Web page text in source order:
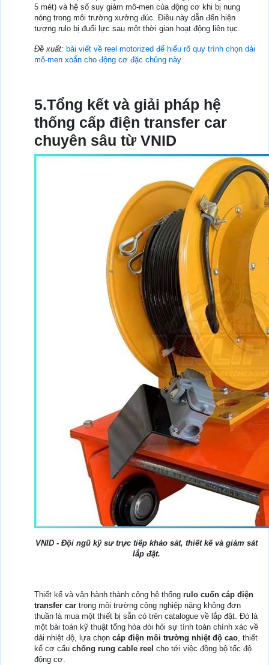
5 mét) và hệ số suy giảm mô-men của động cơ khi bị nung
nóng trong môi trường xưởng đúc. Điều này dẫn đến hiện
tượng rulo bị đuối lực sau một thời gian hoạt động liên tục.
Đề xuất: bài viết về reel motorized để hiểu rõ quy trình chọn dải
mô-men xoắn cho động cơ đặc chủng này
5.Tổng kết và giải pháp hệ
thống cấp điện transfer car
chuyên sâu từ VNID
VNID - Đội ngũ kỹ sư trực tiếp khảo sát, thiết kế và giám sát
lắp đặt.
Thiết kế và vận hành thành công hệ thống rulo cuốn cáp điện
transfer car trong môi trường công nghiệp nặng không đơn
thuần là mua một thiết bị sẵn có trên catalogue về lắp đặt. Đó là
một bài toán kỹ thuật tổng hòa đòi hỏi sự tính toán chính xác về
dải nhiệt độ, lựa chọn cáp điện môi trường nhiệt độ cao, thiết
kế cơ cấu chống rung cable reel cho tới việc đồng bộ tốc độ
động cơ.